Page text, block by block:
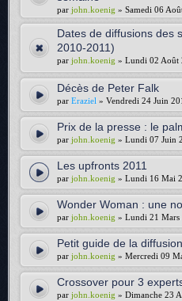
par john.koenig » Samedi 06
Dates de diffusions des
2010-2011)
par john.koenig » Lundi 02 Août
Décès de Peter Falk
par Eraziel » Vendredi 24 Juin
Prix de la presse : le
par john.koenig » Lundi 07 Juin
Les upfronts 2011
par john.koenig » Lundi 16 Mai
Wonder Woman : une
par john.koenig » Lundi 21 Mars
Petit guide de la
par john.koenig » Mercredi 09
Crossover pour 3
par john.koenig » Dimanche 23